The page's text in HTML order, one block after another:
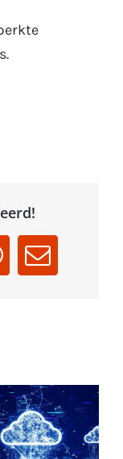
Email